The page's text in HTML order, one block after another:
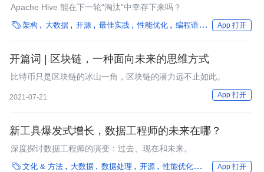
Apache Hive 能在下一轮“淘汰”中幸存下来吗？
架构 大数据 开源 最佳实践 性能优化 编程语言 微服务 数据
App 打开
开篇词 | 区块链，一种面向未来的思维方式
比特币只是区块链的冰山一角，区块链的潜力远不止如此。
2021-07-21 App 打开
新工具爆发式增长，数据工程师的未来在哪？
深度探讨数据工程师的演变：过去、现在和未来。
文化 & 方法 大数据 数据处理 开源 性能优化 编程语言 框架
App 打开